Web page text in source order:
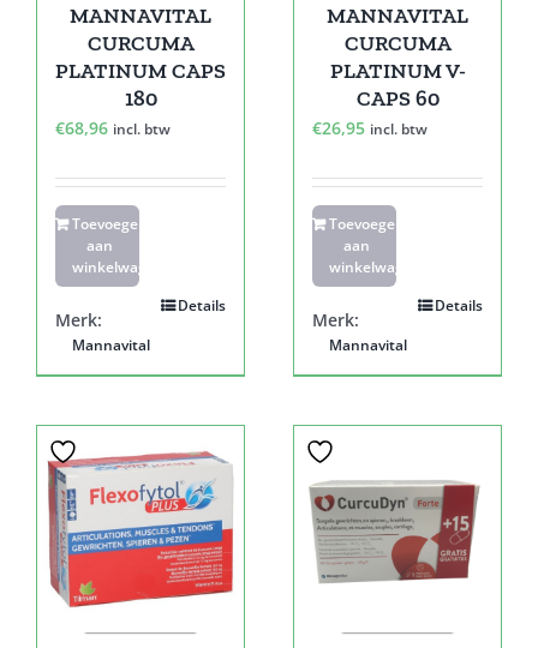
MANNAVITAL
CURCUMA
PLATINUM CAPS
180
€68,96 incl. btw
Toevoegen
aan
winkelwagen
Details
Merk:
Mannavital
MANNAVITAL
CURCUMA
PLATINUM V-
CAPS 60
€26,95 incl. btw
Toevoegen
aan
winkelwagen
Details
Merk:
Mannavital